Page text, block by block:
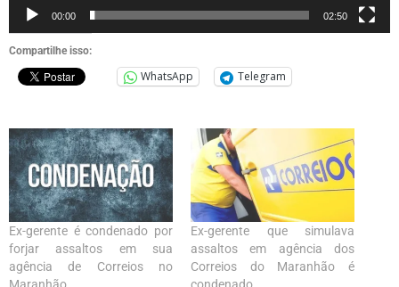
00:00 02:50
Compartilhe isso:
WhatsApp Telegram
Ex-gerente é condenado por
forjar assaltos em sua
agência de Correios no
Ex-gerente que simulava
assaltos em agência dos
Correios do Maranhão é